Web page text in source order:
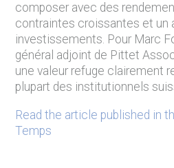
composer avec des
contraintes croissantes et un
investissements. Pour Marc
général adjoint de Pittet
une valeur refuge clairement
plupart des institutionnels
Read the article published in
Temps